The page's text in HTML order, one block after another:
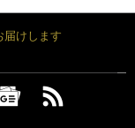
届けします